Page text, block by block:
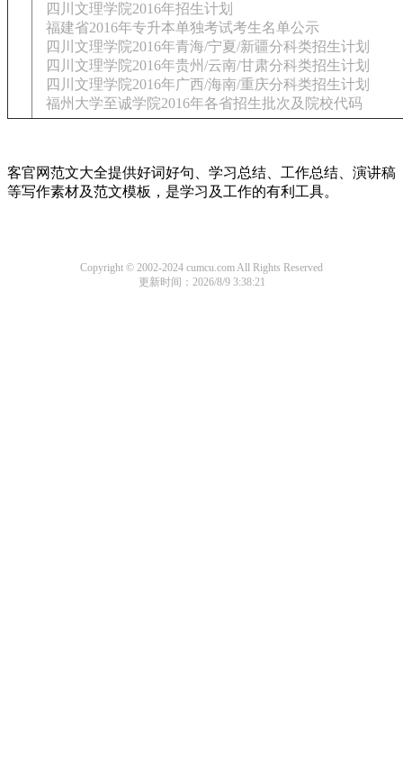
四川文理学院2016年招生计划
福建省2016年专升本单独考试考生名单公示
四川文理学院2016年青海/宁夏/新疆分科类招生计划
四川文理学院2016年贵州/云南/甘肃分科类招生计划
四川文理学院2016年广西/海南/重庆分科类招生计划
福州大学至诚学院2016年各省招生批次及院校代码
客官网范文大全提供好词好句、学习总结、工作总结、演讲稿
等写作素材及范文模板，是学习及工作的有利工具。
Copyright © 2002-2024 cumcu.com All Rights Reserved
更新时间：2026/8/9 3:38:21